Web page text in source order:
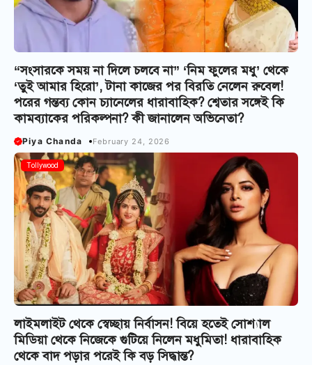
“সংসারকে সময় না দিলে চলবে না” ‘নিম ফুলের মধু’ থেকে
‘তুই আমার হিরো’, টানা কাজের পর বিরতি নেলেন রুবেল!
পরের গন্তব্য কোন চ্যানেলের ধারাবাহিক? শ্বেতার সঙ্গেই কি
কামব্যাকের পরিকল্পনা? কী জানালেন অভিনেতা?
Piya Chanda February 24, 2026
Tollywood
লাইমলাইট থেকে স্বেচ্ছায় নির্বাসন! বিয়ে হতেই সোশ্যাল
মিডিয়া থেকে নিজেকে গুটিয়ে নিলেন মধুমিতা! ধারাবাহিক
থেকে বাদ পড়ার পরেই কি বড় সিদ্ধান্ত?